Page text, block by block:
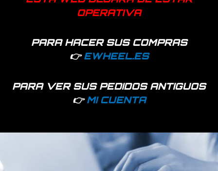
735 disponibles
Juego completo tapones
OPERATIVA
PARA HACER SUS COMPRAS
👉EWHEEL.ES
PARA VER SUS PEDIDOS ANTIGUOS
👉MI CUENTA